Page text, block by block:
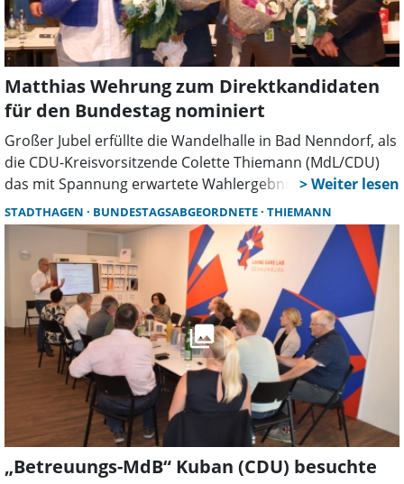
Matthias Wehrung zum Direktkandidaten
für den Bundestag nominiert
Großer Jubel erfüllte die Wandelhalle in Bad Nenndorf, als
die CDU-Kreisvorsitzende Colette Thiemann (MdL/CDU)
das mit Spannung erwartete Wahlergebnis bekanntgab,
mit dem der Rintelner Matthias Florian Wehrung als
Bundestagskandidat des Wahlkreises 40 Nienburg
II/Schaumburg mit großer Mehrheit von 166 Stimmen
nominiert wurde. Ein für viele doch eher unerwartetes
Ergebnis, da der Nienburger CDU-Kreisverband über weit
mehr Mitglieder verfügt als der Schaumburger und somit
eine Mehrheit für die eigene Kandidatin, der Nienburgerin
Barbara Weißenborn, hätte erzielen können, die 110
Stimmen von 276 auf sich vereinen konnte.
STADTHAGEN BUNDESTAGSABGEORDNETE THIEMANN
„Betreuungs-MdB“ Kuban (CDU) besuchte